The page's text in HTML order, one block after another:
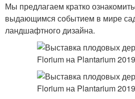
Мы предлагаем кратко
выдающимся событием в мире
ландшафтного дизайна.